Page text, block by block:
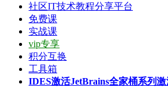
社区IT技术教程分享平台
免费课
实战课
vip专享
积分互换
工具箱
IDES激活JetBrains全家桶系列激